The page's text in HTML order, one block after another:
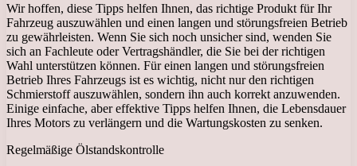
Wir hoffen, diese Tipps helfen Ihnen, das richtige Produkt für Ihr
Fahrzeug auszuwählen und einen langen und störungsfreien Betrieb
zu gewährleisten. Wenn Sie sich noch unsicher sind, wenden Sie
sich an Fachleute oder Vertragshändler, die Sie bei der richtigen
Wahl unterstützen können. Für einen langen und störungsfreien
Betrieb Ihres Fahrzeugs ist es wichtig, nicht nur den richtigen
Schmierstoff auszuwählen, sondern ihn auch korrekt anzuwenden.
Einige einfache, aber effektive Tipps helfen Ihnen, die Lebensdauer
Ihres Motors zu verlängern und die Wartungskosten zu senken.
Regelmäßige Ölstandskontrolle